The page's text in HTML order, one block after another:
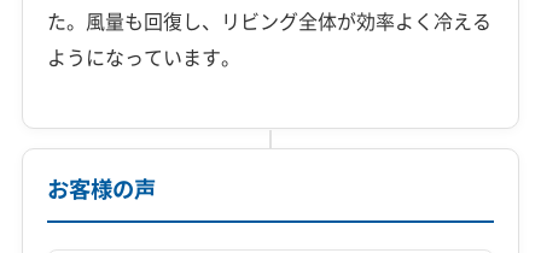
た。風量も回復し、リビング全体が効率よく冷える
ようになっています。
お客様の声